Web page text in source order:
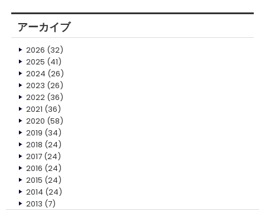
アーカイブ
2026 (32)
2025 (41)
2024 (26)
2023 (26)
2022(36)
2021 (36)
2020 (58)
2019 (34)
2018 (24)
2017(24)
2016 (24)
2015 (24)
2014 (24)
2013 (7)